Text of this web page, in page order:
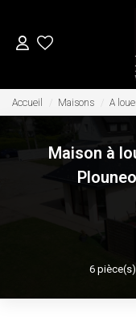
Accueil Maisons A
Maison à
6pièce(s)